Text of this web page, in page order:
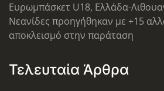
Ευρωμπάσκετ U18, Ελλάδα-
Νεανίδες προηγήθηκαν με +15
αποκλεισμό στην παράταση
Τελευταία Άρθρα